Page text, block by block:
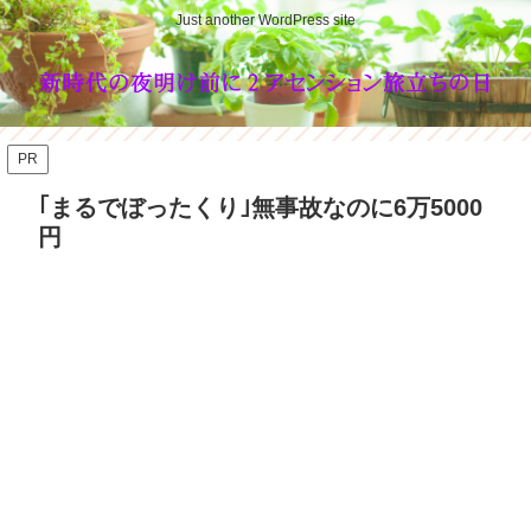
Just another WordPress site
PR
｢まるでぼったくり｣無事故なのに6万5000
円